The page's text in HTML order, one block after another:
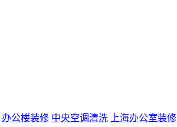
办公楼装修 中央空调清洗 上海办公室装修